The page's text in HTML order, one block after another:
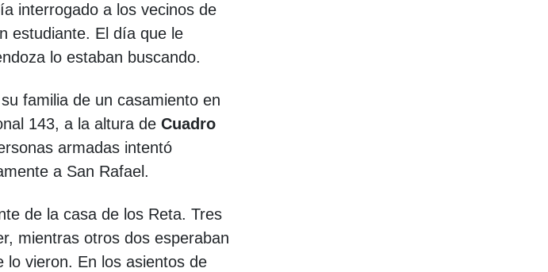
interrogado a los vecinos de
estudiante. El día que le
lo estaban buscando.
familia de un casamiento en
143, a la altura de Cuadro
armadas intentó
a San Rafael.
de la casa de los Reta. Tres
mientras otros dos esperaban
vieron. En los asientos de